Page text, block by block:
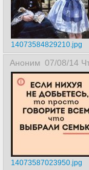
14073584829210.jpg
Аноним 07/08/14
14073587023950.jpg